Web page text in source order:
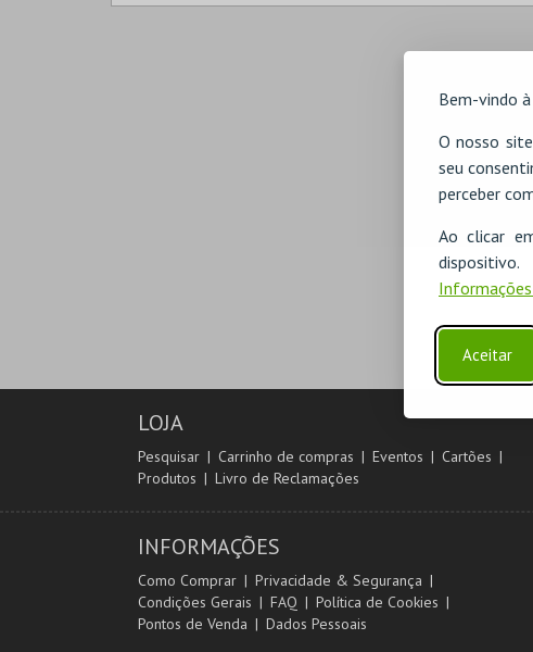
Bem-vindo
O nosso
seu
perceber
Ao clicar
Informações
Aceitar
LOJA
Pesquisar Carrinho de compras Eventos
Cartões
Produtos
Livro de Reclamações
INFORMAÇÕES
Como Comprar
Privacidade & Segurança
Condições Gerais
FAQ
Política de Cookies
Pontos de Venda
Dados Pessoais